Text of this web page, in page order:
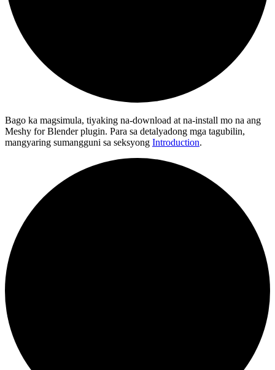
Bago ka magsimula, tiyaking na-download at na-install mo na ang
Meshy for Blender plugin. Para sa detalyadong mga tagubilin,
mangyaring sumangguni sa seksyong Introduction.